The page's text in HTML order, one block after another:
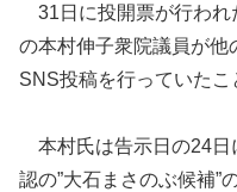
31日に投開票が行われ
の本村伸子衆院議員が他
SNS投稿を行っていたこ
本村氏は告示日の24日
認の”大石まさのぶ候補”